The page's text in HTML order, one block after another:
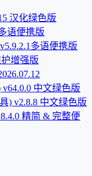
汉化绿色版
语便携版
多语便携版
护增强版
中文绿色版
) v2.8.8 中文绿色版
精简 & 完整便